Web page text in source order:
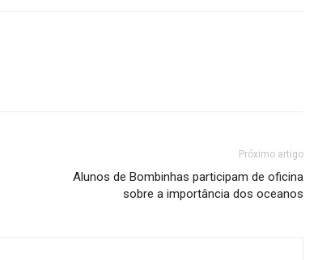
Próximo artigo
Alunos de Bombinhas participam de oficina
sobre a importância dos oceanos